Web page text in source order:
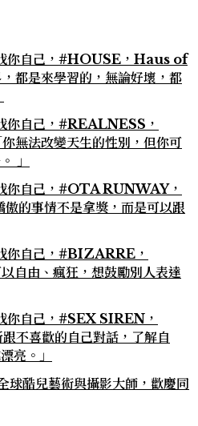
你自己，#HOUSE，Haus of
都是來學習的，無論好壞，都
你自己，#REALNESS，
無法改變天生的性別，但你可
」
你自己，#OTA RUNWAY，
的事情不是拿獎，而是可以跟
你自己，#BIZARRE，
自由、瘋狂，想鼓勵別人表達
自己，#SEX SIREN，
喜歡的自己對話，了解自
亮。」
球酷兒藝術與攝影大師，歡慶同